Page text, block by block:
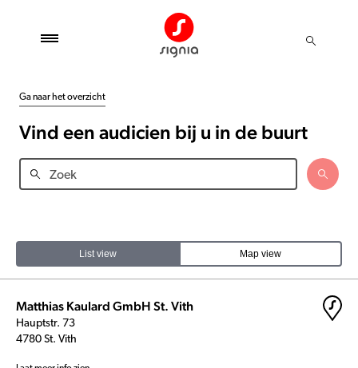
Ga naar het overzicht
Vind een audicien bij u in de buurt
List view Map view
Matthias Kaulard GmbH St. Vith
Hauptstr. 73
4780 St. Vith